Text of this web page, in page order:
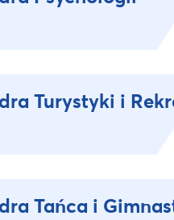
Turystyki i
Tańca i